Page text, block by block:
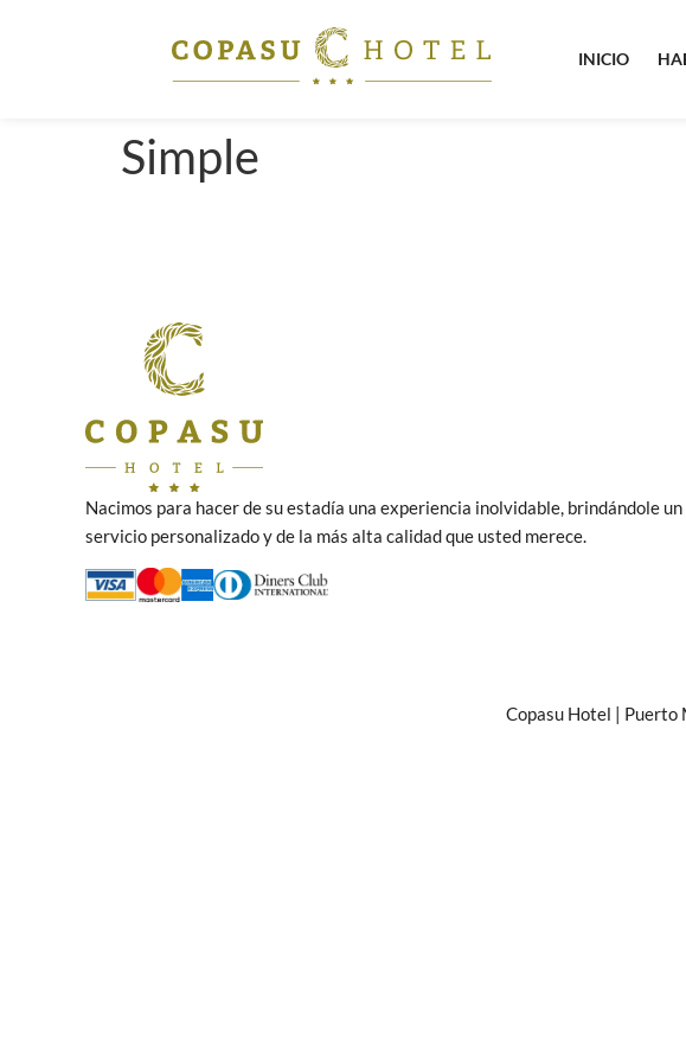
INICIO
Simple
Nacimos para hacer de su estadía una experiencia inolvidable, brindándole un
servicio personalizado y de la más alta calidad que usted merece.
Copasu Hotel | Puerto